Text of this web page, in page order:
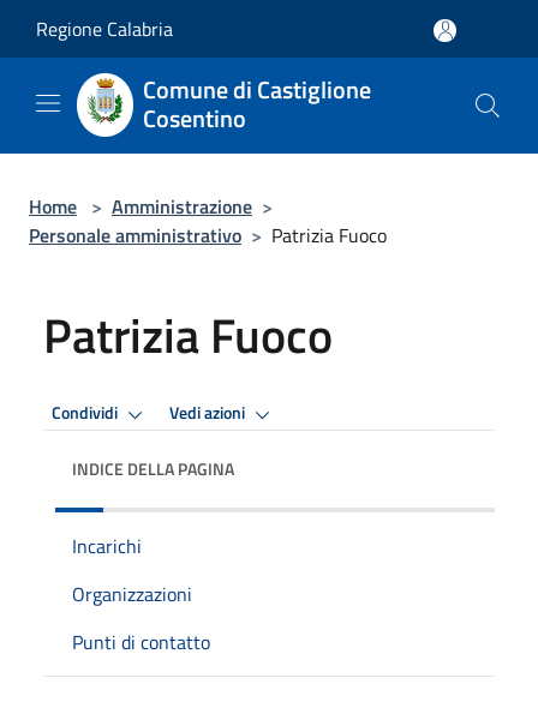
Regione Calabria
Comune di Castiglione
Cosentino
Home > Amministrazione >
Personale amministrativo > Patrizia Fuoco
Patrizia Fuoco
Condividi Vedi azioni
INDICE DELLA PAGINA
Incarichi
Organizzazioni
Punti di contatto